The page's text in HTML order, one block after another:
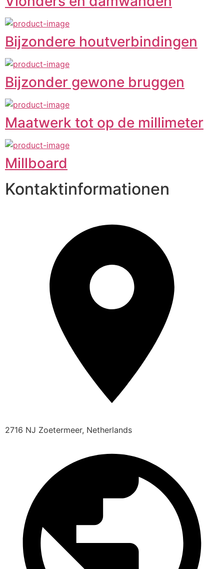
Bijzondere houtverbindingen
Bijzonder gewone bruggen
Maatwerk tot op de millimeter
Millboard
Kontaktinformationen
2716 NJ Zoetermeer, Netherlands